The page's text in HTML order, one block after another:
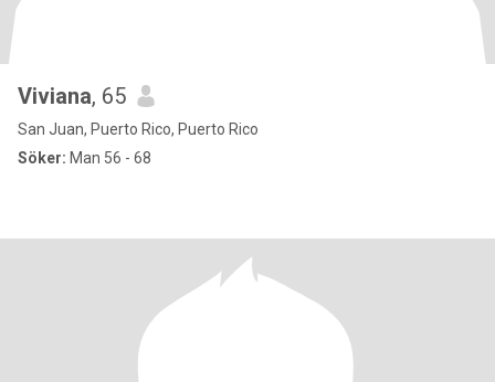
Viviana, 65
San Juan, Puerto Rico, Puerto Rico
Söker: Man 56 - 68